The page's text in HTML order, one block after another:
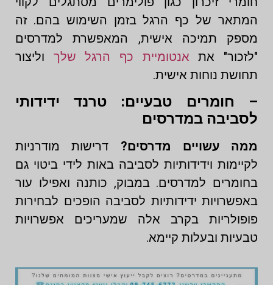
המתאר של כף הרגל בזמן השימוש בהם. זה
מספק תמיכה אישית, המאפשרת למדרסים
"לזכור" את אנטומיית כף הרגל שלך וליצור
תחושת נוחות אישית.
– חומרים טבעיים: טרנד ידידותי
לסביבה במדרסים
ממה עשויים מדרסים? דרישות מודרניות
לקיימות וידידותיות לסביבה באות לידי ביטוי גם
בחומרים למדרסים. במבוק, כותנה ואפילו עור
באפשרויות ידידותיות לסביבה הופכים לבחירות
פופולריות בקרב אלה שמעריכים אפשרויות
טבעיות ובעלות קיימא.